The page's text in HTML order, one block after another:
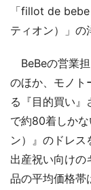
「fillot de
ティオン）」の
BeBeの営業
のほか、モノト
る『目的買い』
で約80着しか
ン）』のドレス
出産祝い向けの
品の平均価格帯